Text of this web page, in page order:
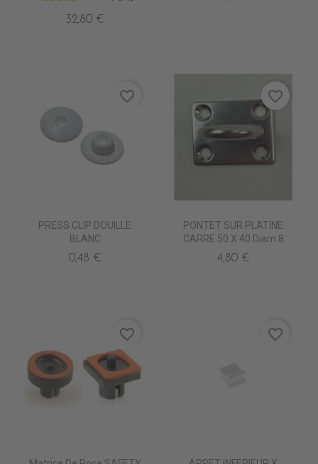
32,80 €
PRESS CLIP DOUILLE
BLANC
0,48 €
favorite_border
PONTET SUR PLATINE
CARRE 50 X 40 Diam 8
4,80 €
favorite_border
favorite_border favorite_border